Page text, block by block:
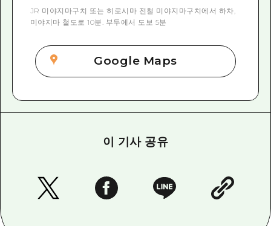
JR 미야지마구치 또는 히로시마 전철 미야지마구치에서 하차,
미야지마 철도로 10분. 부두에서 도보 5분
Google Maps
이 기사 공유